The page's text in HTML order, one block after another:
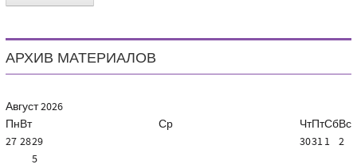
АРХИВ МАТЕРИАЛОВ
Август2026
ПнВт Ср ЧтПтСбВс
27 2829 30311 2
5